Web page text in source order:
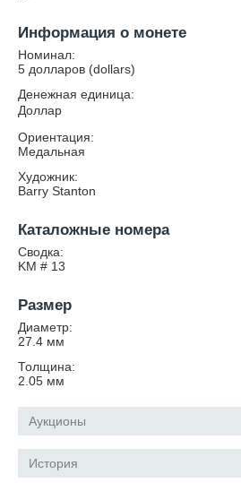
Информация о монете
Номинал:
5 долларов (dollars)
Денежная единица:
Доллар
Ориентация:
Медальная
Художник:
Barry Stanton
Каталожные номера
Сводка:
KM # 13
Размер
Диаметр:
27.4 мм
Толщина:
2.05 мм
Аукционы
История